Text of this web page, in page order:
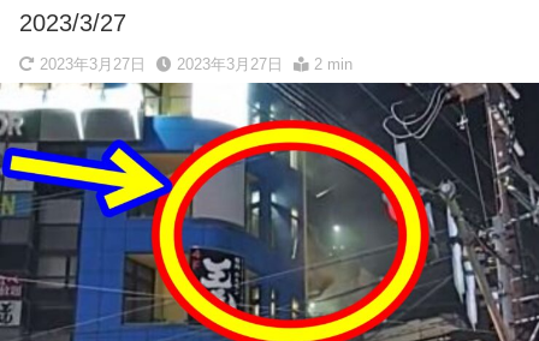
2023/3/27
2023年3月27日 2023年3月27日 2 min